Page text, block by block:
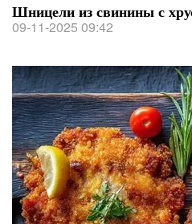
Шницели из свинины с
09-11-2025 09:42